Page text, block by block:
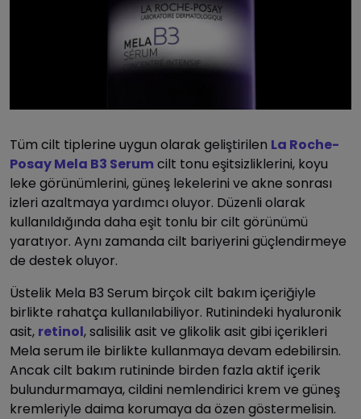
Tüm cilt tiplerine uygun olarak geliştirilen La Roche-
Posay Mela B3 Serum cilt tonu eşitsizliklerini, koyu
leke görünümlerini, güneş lekelerini ve akne sonrası
izleri azaltmaya yardımcı oluyor. Düzenli olarak
kullanıldığında daha eşit tonlu bir cilt görünümü
yaratıyor. Aynı zamanda cilt bariyerini güçlendirmeye
de destek oluyor.
Üstelik Mela B3 Serum birçok cilt bakım içeriğiyle
birlikte rahatça kullanılabiliyor. Rutinindeki hyaluronik
asit, retinol, salisilik asit ve glikolik asit gibi içerikleri
Mela serum ile birlikte kullanmaya devam edebilirsin.
Ancak cilt bakım rutininde birden fazla aktif içerik
bulundurmamaya, cildini nemlendirici krem ve güneş
kremleriyle daima korumaya da özen göstermelisin.